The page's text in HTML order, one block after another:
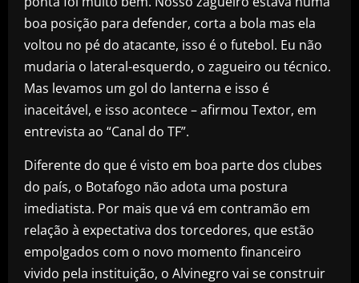
boa posição para defender, corta a bola mas ela
voltou no pé do atacante, isso é o futebol. Eu não
mudaria o lateral-esquerdo, o zagueiro ou técnico.
Mas levamos um gol do lanterna e isso é
inaceitável, e isso acontece – afirmou Textor, em
entrevista ao “Canal do TF”.
Diferente do que é visto em boa parte dos clubes
do país, o Botafogo não adota uma postura
imediatista. Por mais que vá em contramão em
relação à expectativa dos torcedores, que estão
empolgados com o novo momento financeiro
vivido pela instituição, o Alvinegro vai se construir